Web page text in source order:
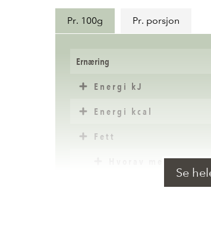
Pr. 100g Pr. porsjon
Ernæring
Energi kJ
Energi kcal
Fett
Hvorav mettede
Karbohydrater
Se